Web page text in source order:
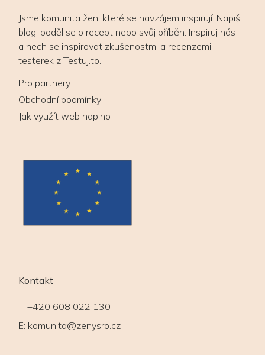
Jsme komunita žen, které se navzájem inspirují. Napiš
blog, poděl se o recept nebo svůj příběh. Inspiruj nás –
a nech se inspirovat zkušenostmi a recenzemi
testerek z Testuj.to.
Pro partnery
Obchodní podmínky
Jak využít web naplno
Kontakt
T: +420 608 022 130
E: komunita@zenysro.cz